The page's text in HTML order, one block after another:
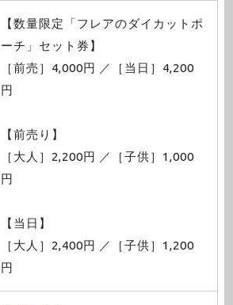
【数量限定「フレアのダイカットポ
ーチ」セット券】
［前売］4,000円 ／［当日］4,200
円
【前売り】
［大人］2,200円 ／［子供］1,000
円
【当日】
［大人］2,400円 ／［子供］1,200
円